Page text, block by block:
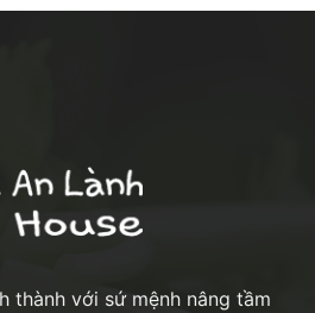
thành với sứ mệnh nâng tầm